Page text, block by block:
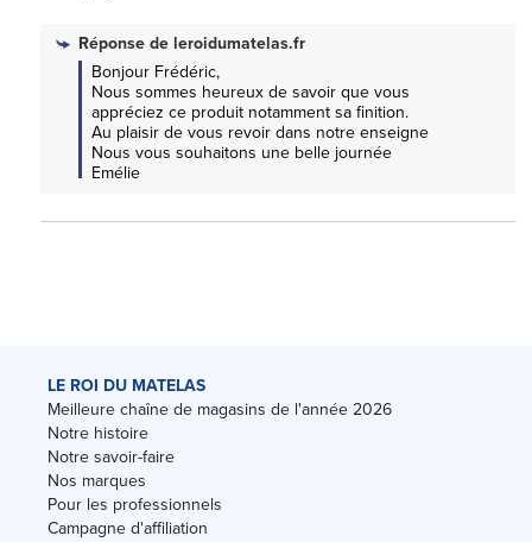
Réponse deleroidumatelas.fr
Bonjour Frédéric,
Nous sommes heureux de savoir que vous
appréciez ce produit notamment sa finition.
Au plaisir de vous revoir dans notre enseigne
Nous vous souhaitons une belle journée
Emélie
LE ROI DU MATELAS
Meilleure chaîne de magasins de l'année 2026
Notre histoire
Notre savoir-faire
Nos marques
Pour les professionnels
Campagne d'affiliation